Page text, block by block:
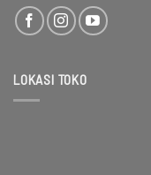
LOKASI TOKO